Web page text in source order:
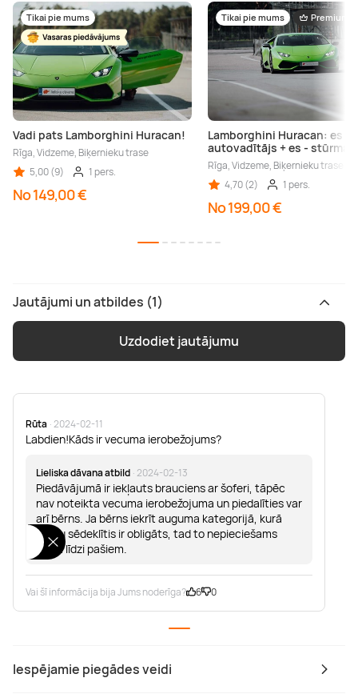
Iespējamie piegādes veidi
Tikai pie mums
Vadi pats Lamborghini Huracan!
Rīga, Vidzeme, Biķernieku trase
5,00 (9)
1 pers.
No 149,00 €
Tikai pie mums Premium
Lamborghini Huracan: es -
autovadītājs + es -
Rīga, Vidzeme, Biķernieku trase
4,70 (2)
1 pers.
No 199,00 €
Jautājumi un atbildes (1)
Uzdodiet jautājumu
Rūta · 2024-02-11
Labdien!Kāds ir vecuma ierobežojums?
Lieliska dāvana atbild · 2024-02-13
Piedāvājumā ir iekļauts brauciens ar šoferi, tāpēc
nav noteikta vecuma ierobežojuma un piedalīties var
arī bērns. Ja bērns iekrīt auguma kategorijā, kurā
bērnu sēdeklītis ir obligāts, tad to nepieciešams
ņemt līdzi pašiem.
Vai šī informācija bija Jums noderīga? 6 0